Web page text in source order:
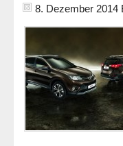
8. Dezember 2014